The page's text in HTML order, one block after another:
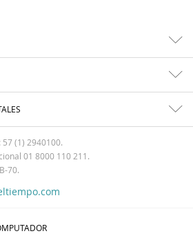
(1) 2940100.
01 8000 110 211.
70.